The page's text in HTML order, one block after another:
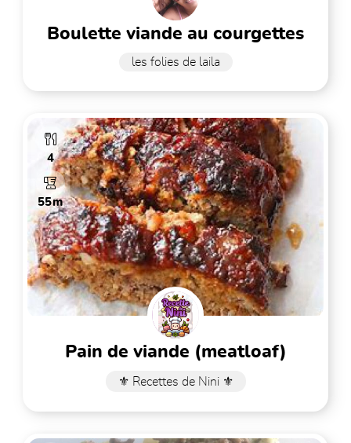
boulette viande au courgettes
les folies de laila
4
55m
pain de viande (meatloaf)
⚜️ Recettes de Nini ⚜️